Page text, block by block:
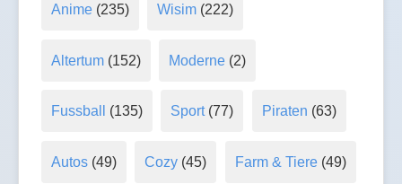
Anime(235) Wisim (222)
Altertum(152) Moderne (2)
Fussball (135) Sport(77) Piraten (63)
Autos(49) Cozy (45) Farm & Tiere(49)